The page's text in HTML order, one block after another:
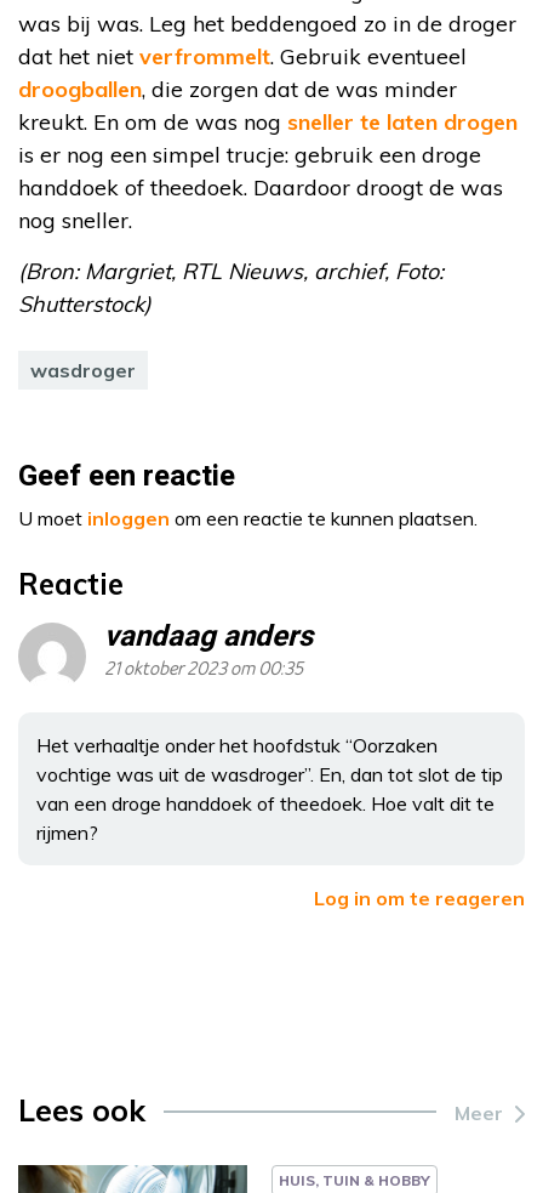
was bij was. Leg het beddengoed zo in de droger
dat het niet verfrommelt. Gebruik eventueel
droogballen, die zorgen dat de was minder
kreukt. En om de was nog sneller te laten drogen
is er nog een simpel trucje: gebruik een droge
handdoek of theedoek. Daardoor droogt de was
nog sneller.
(Bron: Margriet, RTL Nieuws, archief, Foto:
Shutterstock)
wasdroger
Geef een reactie
U moet inloggen om een reactie te kunnen plaatsen.
Reactie
vandaag anders
21 oktober 2023 om 00:35
Het verhaaltje onder het hoofdstuk “Oorzaken
vochtige was uit de wasdroger”. En, dan tot slot de tip
van een droge handdoek of theedoek. Hoe valt dit te
rijmen?
Log in om te reageren
Lees ook Meer
HUIS, TUIN & HOBBY